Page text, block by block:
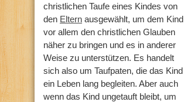
christlichen Taufe eines Kindes von
den Eltern ausgewählt, um dem Kind
vor allem den christlichen Glauben
näher zu bringen und es in anderer
Weise zu unterstützen. Es handelt
sich also um Taufpaten, die das Kind
ein Leben lang begleiten. Aber auch
wenn das Kind ungetauft bleibt, um